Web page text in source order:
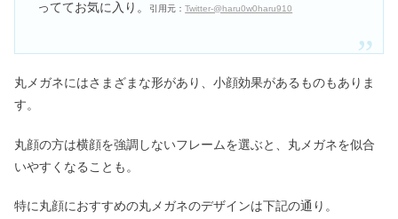
っててお気に入り。
引用元：Twitter-@haru0w0haru910
丸メガネにはさまざまな形があり、小顔効果があるものもありま
す。
丸顔の方は横顔を強調しないフレームを選ぶと、丸メガネを似合
いやすくなることも。
特に丸顔におすすめの丸メガネのデザインは下記の通り。